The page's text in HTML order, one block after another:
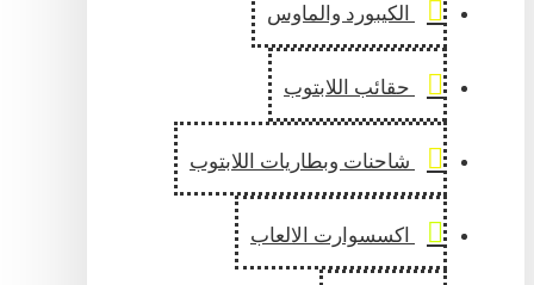
الكيبورد والماوس
حقائب اللابتوب
شاحنات وبطاريات اللابتوب
اكسسوارت الالعاب